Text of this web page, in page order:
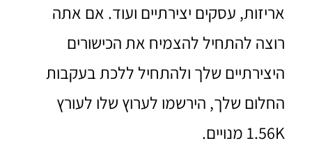
אריזות, עסקים יצירתיים ועוד. אם אתה
רוצה להתחיל להצמיח את הכישורים
היצירתיים שלך ולהתחיל ללכת בעקבות
החלום שלך, הירשמו לערוץ שלו לעורץ